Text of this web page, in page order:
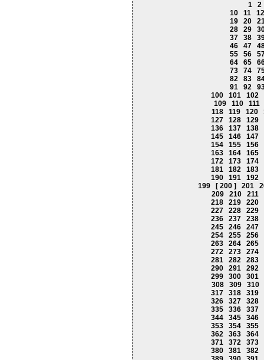
1
2
10
11
12
19
20
28
29
37
38
46
47
55
56
64
65
73
74
82
83
91
92
100
101
102
109
110
111
118
119 120
127
128
129
136
137
138
145
146
147
154
155
156
163
164
165
172
173
174
181
182
183
190
191
192
199
[ 200 ] 201
209
210 211
218
219
220
227
228
229
236
237
238
245
246
247
254
255
256
263
264
265
272
273
274
281
282
283
290
291
292
299
300
301
308
309
310
317
318
319
326
327
328
335
336
337
344
345
346
353
354
355
362
363
364
371
372
373
380
381
382